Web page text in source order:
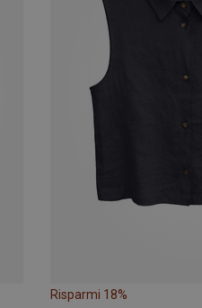
Risparmi 18%